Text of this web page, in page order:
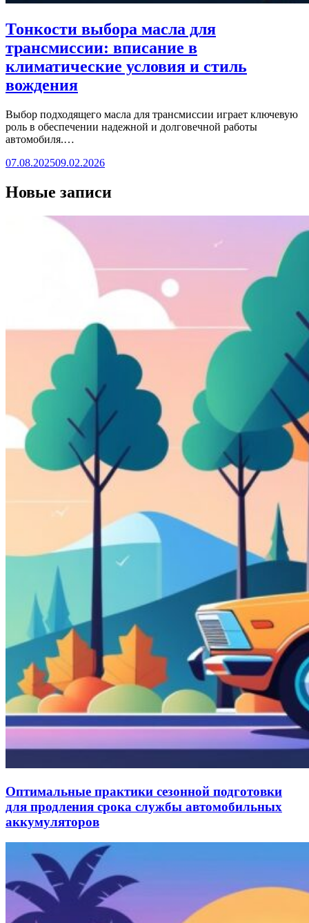
Тонкости выбора масла для
трансмиссии: вписание в
климатические условия и стиль
вождения
Выбор подходящего масла для трансмиссии играет ключевую
роль в обеспечении надежной и долговечной работы
автомобиля.…
07.08.202509.02.2026
Новые записи
Оптимальные практики сезонной подготовки
для продления срока службы автомобильных
аккумуляторов